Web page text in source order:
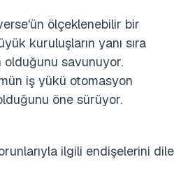
ölçeklenebilir bir
kuruluşların yanı sıra
savunuyor.
iş yükü otomasyon
öne sürüyor.
ilgili endişelerini dile